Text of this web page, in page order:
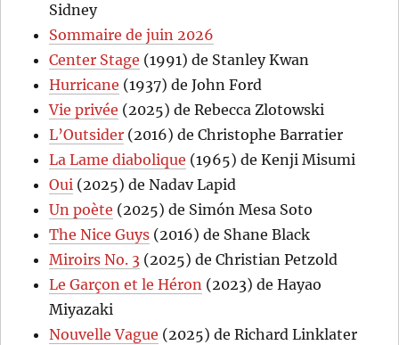
Sidney
Sommaire de juin 2026
Center Stage (1991) de Stanley Kwan
Hurricane (1937) de John Ford
Vie privée (2025) de Rebecca Zlotowski
L’Outsider (2016) de Christophe Barratier
La Lame diabolique (1965) de Kenji Misumi
Oui (2025) de Nadav Lapid
Un poète (2025) de Simón Mesa Soto
The Nice Guys (2016) de Shane Black
Miroirs No. 3 (2025) de Christian Petzold
Le Garçon et le Héron (2023) de Hayao
Miyazaki
Nouvelle Vague (2025) de Richard Linklater